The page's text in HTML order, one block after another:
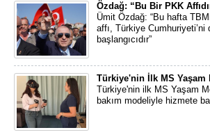
Özdağ: “Bu Bir PKK
Ümit Özdağ: “Bu hafta
affı, Türkiye
başlangıcıdır”
Türkiye'nin İlk MS Yaşam
Türkiye'nin ilk MS Yaşam
bakım modeliyle hizmete